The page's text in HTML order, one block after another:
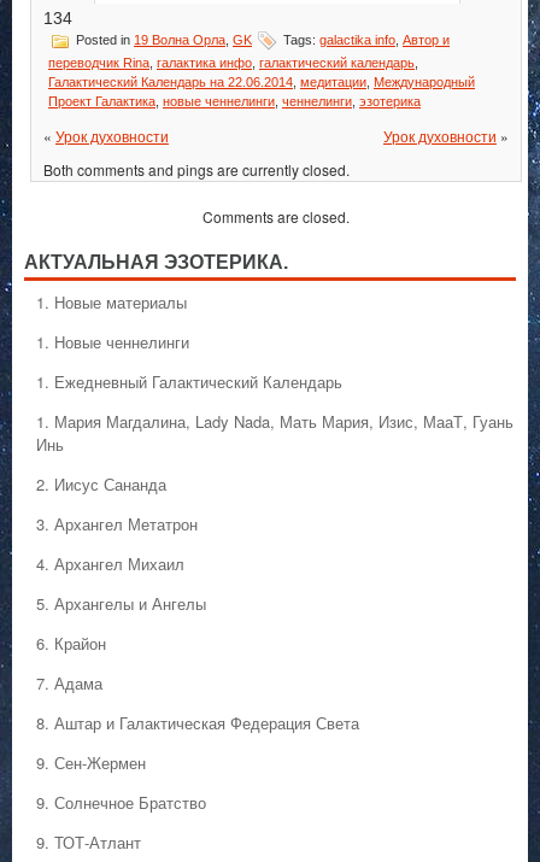
134
Posted in 19 Волна Орла GK Tags: galactika info Автор и
переводчик Rina галактика инфо галактический календарь
Галактический Календарь на 22.06.2014 медитации Международный
Проект Галактика новые ченнелинги ченнелинги эзотерика
« Урок духовности Урок духовности »
Both comments and pings are currently closed.
Comments are closed.
АКТУАЛЬНАЯ ЭЗОТЕРИКА.
1. Hовые материалы
1. Hовые ченнелинги
1. Ежедневный Галактический Календарь
1. Мария Магдалина, Lady Nada, Мать Мария, Изис, МааТ, Гуань
Инь
2. Иисус Сананда
3. Архангел Метатрон
4. Архангел Михаил
5. Архангелы и Ангелы
6. Крайон
7. Адама
8. Аштар и Галактическая Федерация Света
9. Сен-Жермен
9. Солнечное Братство
9. ТОТ-Атлант